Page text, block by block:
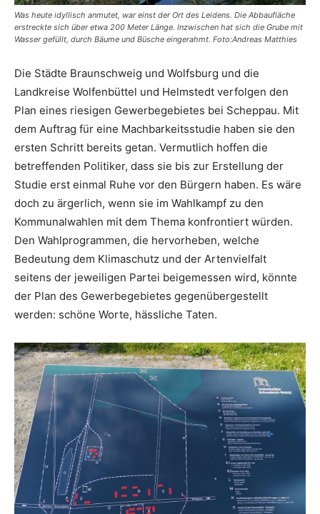
Was heute idyllisch anmutet, war einst der Ort des Leidens. Die Abbaufläche
erstreckte sich über etwa 200 Meter Länge. Inzwischen hat sich die Grube mit
Wasser gefüllt, durch Bäume und Büsche eingerahmt. Foto:Andreas Matthies
Die Städte Braunschweig und Wolfsburg und die
Landkreise Wolfenbüttel und Helmstedt verfolgen den
Plan eines riesigen Gewerbegebietes bei Scheppau. Mit
dem Auftrag für eine Machbarkeitsstudie haben sie den
ersten Schritt bereits getan. Vermutlich hoffen die
betreffenden Politiker, dass sie bis zur Erstellung der
Studie erst einmal Ruhe vor den Bürgern haben. Es wäre
doch zu ärgerlich, wenn sie im Wahlkampf zu den
Kommunalwahlen mit dem Thema konfrontiert würden.
Den Wahlprogrammen, die hervorheben, welche
Bedeutung dem Klimaschutz und der Artenvielfalt
seitens der jeweiligen Partei beigemessen wird, könnte
der Plan des Gewerbegebietes gegenübergestellt
werden: schöne Worte, hässliche Taten.